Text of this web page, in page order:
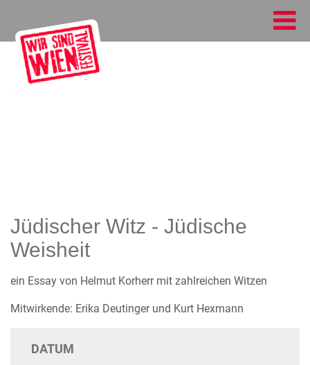
Jüdischer Witz - Jüdische
Weisheit
ein Essay von Helmut Korherr mit zahlreichen Witzen
Mitwirkende: Erika Deutinger und Kurt Hexmann
DATUM